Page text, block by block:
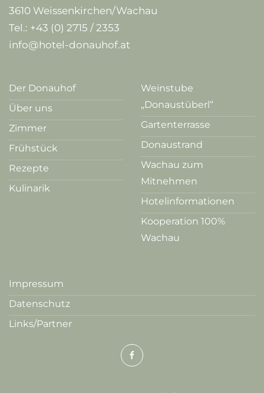
3610 Weissenkirchen/Wachau
Tel.: +43 (0) 2715 / 2353
info@hotel-donauhof.at
Der Donauhof
Über uns
Zimmer
Frühstück
Rezepte
Kulinarik
Weinstube
„Donaustüberl“
Gartenterrasse
Donaustrand
Wachau zum
Mitnehmen
Hotelinformationen
Kooperation 100%
Wachau
Impressum
Datenschutz
Links/Partner